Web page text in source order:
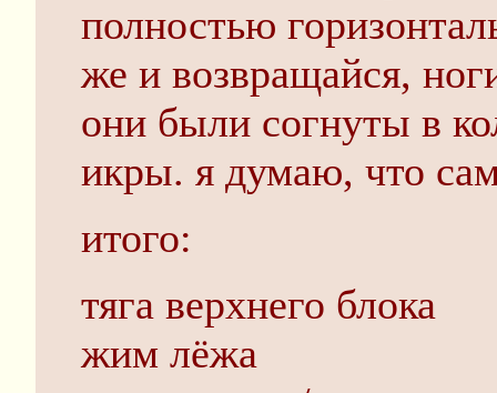
полностью
же и возвращайся,
они были согнуты в
икры. я думаю, что
итого:
тяга верхнего блока
жим лёжа